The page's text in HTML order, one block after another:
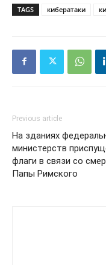
TAGS кибератаки
Previous article
На зданиях
министерств
флаги в связи со
Папы Римского